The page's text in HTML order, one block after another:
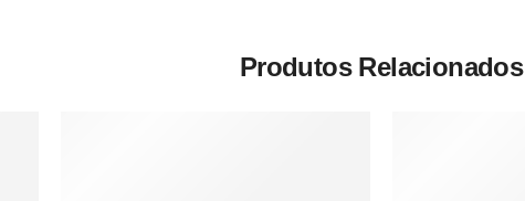
Produtos Relacionados